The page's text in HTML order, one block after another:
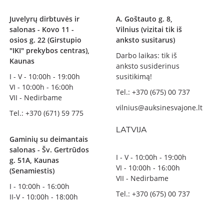
Juvelyrų dirbtuvės ir
salonas - Kovo 11 -
osios g. 22 (Girstupio
"IKI" prekybos centras),
Kaunas
I - V - 10:00h - 19:00h
VI - 10:00h - 16:00h
VII - Nedirbame
Tel.: +370 (671) 59 775
Gaminių su deimantais
salonas - Šv. Gertrūdos
g. 51A, Kaunas
(Senamiestis)
I - 10:00h - 16:00h
II-V - 10:00h - 18:00h
A. Goštauto g. 8,
Vilnius (vizitai tik iš
anksto susitarus)
Darbo laikas: tik iš
anksto susiderinus
susitikimą!
Tel.: +370 (675) 00 737
vilnius@auksinesvajone.lt
LATVIJA
I - V - 10:00h - 19:00h
VI - 10:00h - 16:00h
VII - Nedirbame
Tel.: +370 (675) 00 737